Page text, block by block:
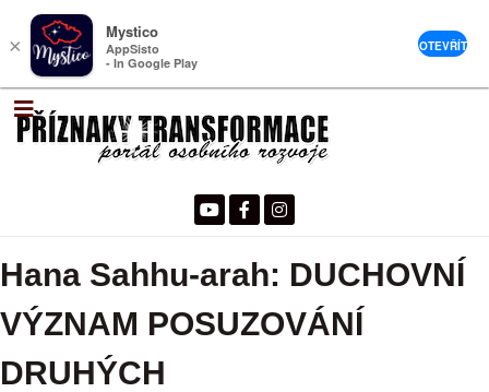
Hana Sahhu-arah: DUCHOVNÍ
VÝZNAM POSUZOVÁNÍ
DRUHÝCH
×
Mystico
AppSisto
- In Google Play
OTEVŘÍT